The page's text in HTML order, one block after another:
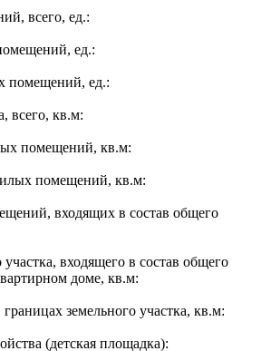
всего, ед.:
ед.:
помещений, ед.:
всего, кв.м:
помещений, кв.м:
помещений, кв.м:
входящих в состав общего
входящего в состав общего
доме, кв.м:
земельного участка, кв.м:
(детская площадка):